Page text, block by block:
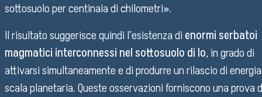
sottosuolo per centinaia di chilometri».
Il risultato suggerisce quindi l’esistenza di enormi serbatoi
magmatici interconnessi nel sottosuolo di Io, in grado di
attivarsi simultaneamente e di produrre un rilascio di
scala planetaria. Queste osservazioni forniscono una prova